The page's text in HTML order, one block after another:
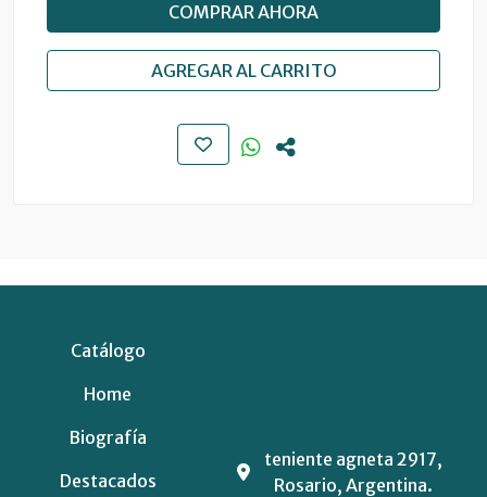
COMPRAR AHORA
AGREGAR AL CARRITO
Catálogo
Home
Biografía
Destacados
teniente agneta 2917,
Rosario, Argentina.